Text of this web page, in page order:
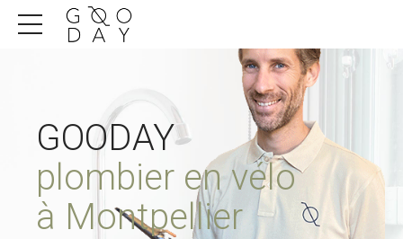
GOODAY
plombier en vélo
à Montpellier